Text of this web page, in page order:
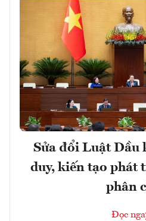
Sửa đổi Luật
duy, kiến tạo phát
phân
Đọc